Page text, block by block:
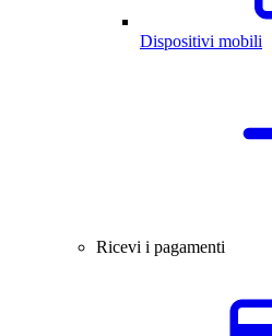
Dispositivi mobili
Ricevi i pagamenti